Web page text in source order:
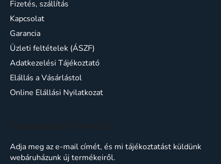
Fizetés, szállítás
Kapcsolat
Garancia
Üzleti feltételek (ÁSZF)
Adatkezelési Tájékoztató
Elállás a Vásárlástol
Online Elállási Nyilatkozat
Adja meg az e-mail címét, és mi tájékoztatást küldünk
webáruházunk új termékeiről.